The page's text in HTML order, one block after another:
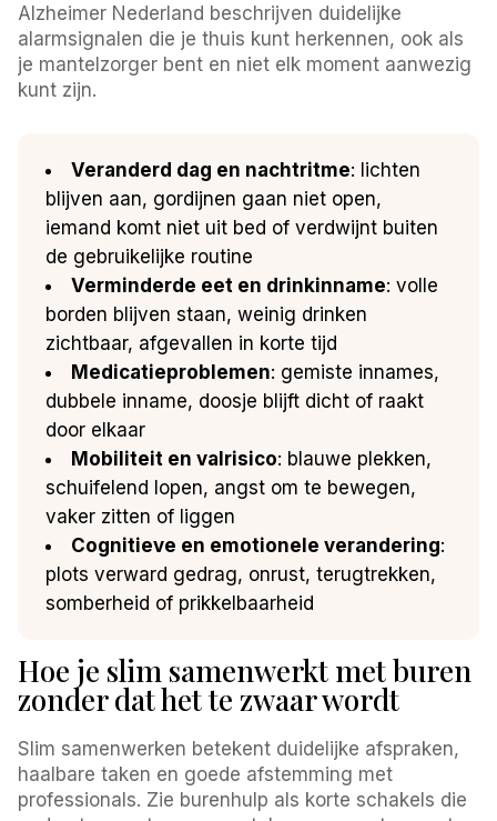
Alzheimer Nederland beschrijven duidelijke
alarmsignalen die je thuis kunt herkennen, ook als
je mantelzorger bent en niet elk moment aanwezig
kunt zijn.
Veranderd dag en nachtritme: lichten
blijven aan, gordijnen gaan niet open,
iemand komt niet uit bed of verdwijnt buiten
de gebruikelijke routine
Verminderde eet en drinkinname: volle
borden blijven staan, weinig drinken
zichtbaar, afgevallen in korte tijd
Medicatieproblemen: gemiste innames,
dubbele inname, doosje blijft dicht of raakt
door elkaar
Mobiliteit en valrisico: blauwe plekken,
schuifelend lopen, angst om te bewegen,
vaker zitten of liggen
Cognitieve en emotionele verandering:
plots verward gedrag, onrust, terugtrekken,
somberheid of prikkelbaarheid
Hoe je slim samenwerkt met buren
zonder dat het te zwaar wordt
Slim samenwerken betekent duidelijke afspraken,
haalbare taken en goede afstemming met
professionals. Zie burenhulp als korte schakels die